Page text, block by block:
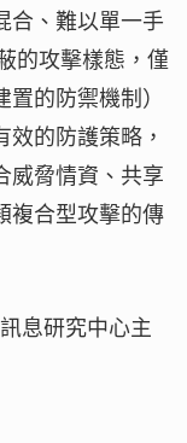
合、難以單一手
的攻擊樣態，僅
的防禦機制）
的防護策略，
威脅情資、共享
複合型攻擊的傳
息研究中心主